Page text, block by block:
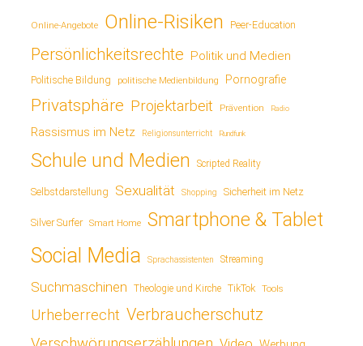
Online-Angebote Online-Risiken Peer-Education
Persönlichkeitsrechte Politik und Medien
Politische Bildung politische Medienbildung Pornografie
Privatsphäre Projektarbeit Prävention Radio
Rassismus im Netz Religionsunterricht Rundfunk
Schule und Medien Scripted Reality
Selbstdarstellung Sexualität Shopping Sicherheit im Netz
Silver Surfer Smart Home Smartphone & Tablet
Social Media Sprachassistenten Streaming
Suchmaschinen Theologie und Kirche TikTok Tools
Urheberrecht Verbraucherschutz